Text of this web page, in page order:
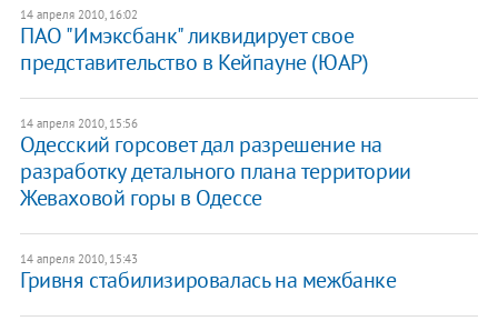
14 апреля 2010, 16:02
ПАО "Имэксбанк" ликвидирует свое
представительство в Кейпауне (ЮАР)
14 апреля 2010, 15:56
Одесский горсовет дал разрешение на
разработку детального плана территории
Жеваховой горы в Одессе
14 апреля 2010, 15:43
Гривня стабилизировалась на межбанке